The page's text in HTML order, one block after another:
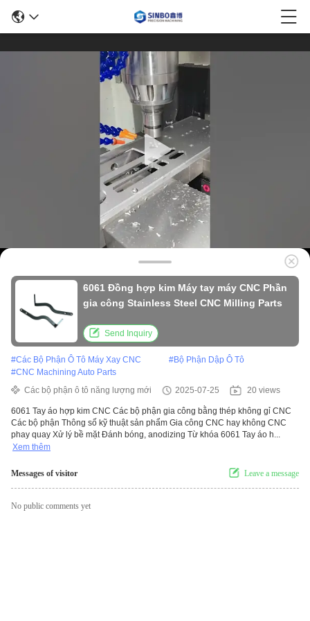
6061 Đồng hợp kim Máy tay máy CNC Phần
gia công Stainless Steel CNC Milling Parts
Send Inquiry
#Các Bộ Phận Ô Tô Máy Xay CNC #Bộ Phận Dập Ô Tô
#CNC Machining Auto Parts
Các bộ phận ô tô năng lượng mới
2025-07-25 20 views
6061 Tay áo hợp kim CNC Các bộ phận gia công bằng thép không gỉ CNC
Các bộ phận Thông số kỹ thuật sản phẩm Gia công CNC hay không CNC
phay quay Xử lý bề mặt Đánh bóng, anodizing Từ khóa 6061 Tay áo h...
Xem thêm
Messages of visitor Leave a message
No public comments yet